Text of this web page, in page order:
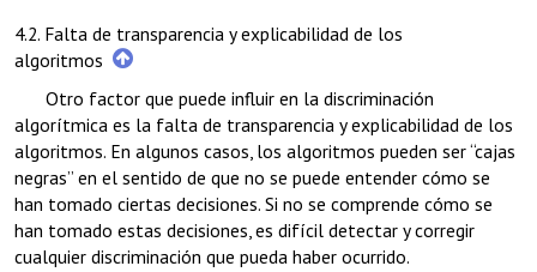
4.2. Falta de transparencia y explicabilidad de los
algoritmos
Otro factor que puede influir en la discriminación
algorítmica es la falta de transparencia y explicabilidad de los
algoritmos. En algunos casos, los algoritmos pueden ser “cajas
negras” en el sentido de que no se puede entender cómo se
han tomado ciertas decisiones. Si no se comprende cómo se
han tomado estas decisiones, es difícil detectar y corregir
cualquier discriminación que pueda haber ocurrido.